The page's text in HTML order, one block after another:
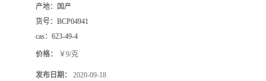
产地：
国产
货号： BCP04941
cas： 623-49-4
价格： ￥9/克
发布日期： 2020-09-18